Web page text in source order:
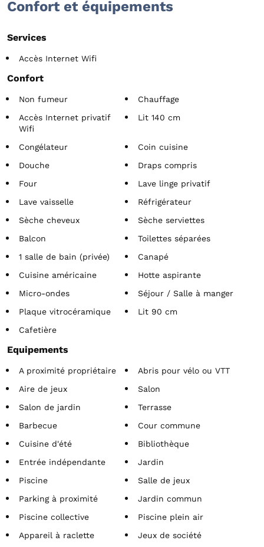
Confort et équipements
Services
Accès Internet Wifi
Confort
Non fumeur
Chauffage
Accès Internet privatif
Wifi
Lit 140 cm
Congélateur
Coin cuisine
Douche
Draps compris
Four
Lave linge privatif
Lave vaisselle
Réfrigérateur
Sèche cheveux
Sèche serviettes
Balcon
Toilettes séparées
1 salle de bain (privée)
Canapé
Cuisine américaine
Hotte aspirante
Micro-ondes
Séjour / Salle à manger
Plaque vitrocéramique
Lit 90 cm
Cafetière
Equipements
A proximité propriétaire
Abris pour vélo ou VTT
Aire de jeux
Salon
Salon de jardin
Terrasse
Barbecue
Cour commune
Cuisine d'été
Bibliothèque
Entrée indépendante
Jardin
Piscine
Salle de jeux
Parking à proximité
Jardin commun
Piscine collective
Piscine plein air
Appareil à raclette
Jeux de société